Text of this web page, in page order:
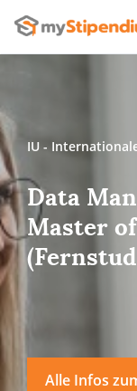
IU -
Data
Master
Alle Infos